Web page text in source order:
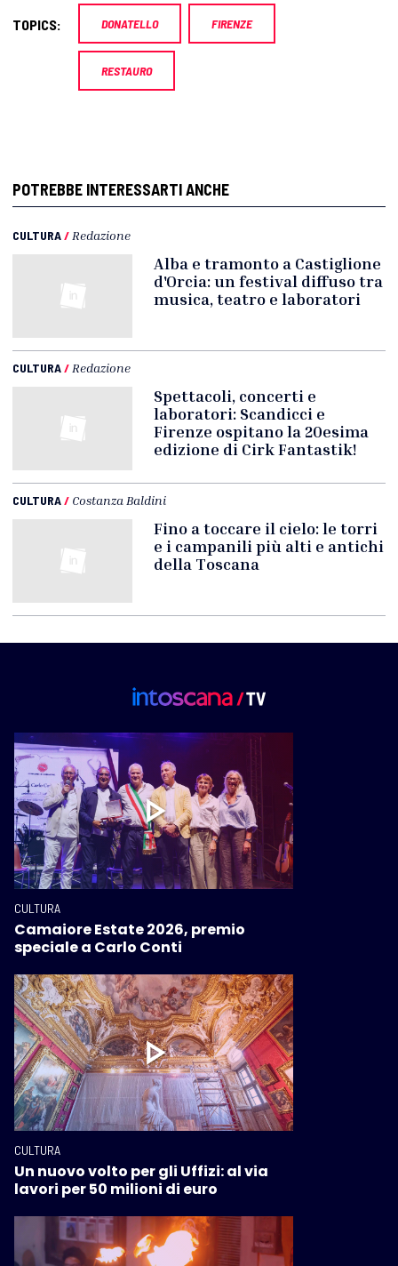
TOPICS: DONATELLO FIRENZE
RESTAURO
POTREBBE INTERESSARTI ANCHE
CULTURA/ Redazione
Alba e tramonto a Castiglione
d'Orcia: un festival diffuso tra
musica, teatro e laboratori
CULTURA/ Redazione
Spettacoli, concerti e
laboratori: Scandicci e
Firenze ospitano la 20esima
edizione di Cirk Fantastik!
CULTURA/ Costanza Baldini
Fino a toccare il cielo: le torri
e i campanili più alti e antichi
della Toscana
CULTURA
Camaiore Estate 2026, premio
speciale a Carlo Conti
CULTURA
Un nuovo volto per gli Uffizi: al via
lavori per 50 milioni di euro